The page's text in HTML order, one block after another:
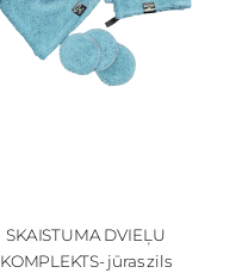
SKAISTUMA DVIEĻU
KOMPLEKTS- jūras zils